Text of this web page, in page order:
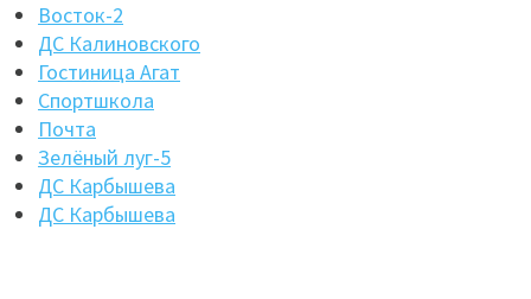
Восток-2
ДС Калиновского
Гостиница Агат
Спортшкола
Почта
Зелёный луг-5
ДС Карбышева
ДС Карбышева